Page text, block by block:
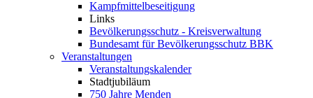
Kampfmittelbeseitigung
Links
Bevölkerungsschutz - Kreisverwaltung
Bundesamt für Bevölkerungsschutz BBK
Veranstaltungen
Veranstaltungskalender
Stadtjubiläum
750 Jahre Menden